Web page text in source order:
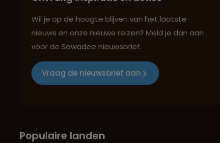
Wil je op de hoogte blijven van het laatste
nieuws en onze nieuwe reizen? Meld je dan aan
voor de Sawadee nieuwsbrief.
Vraag de nieuwsbrief aan
Populaire landen